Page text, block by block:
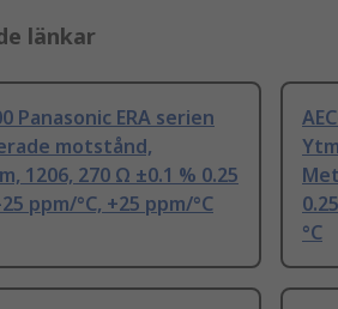
länkar
Panasonic ERA serien
motstånd,
1206, 270 Ω ±0.1 % 0.25
ppm/°C, +25 ppm/°C
°C